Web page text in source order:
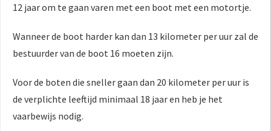
12 jaar om te gaan varen met een boot met een motortje.
Wanneer de boot harder kan dan 13 kilometer per uur zal de
bestuurder van de boot 16 moeten zijn.
Voor de boten die sneller gaan dan 20 kilometer per uur is
de verplichte leeftijd minimaal 18 jaar en heb je het
vaarbewijs nodig.